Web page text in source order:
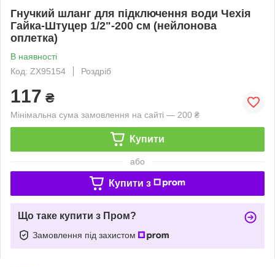
Гнучкий шланг для підключення води Чехія
Гайка-Штуцер 1/2"-200 см (нейлонова
оплетка)
В наявності
Код: ZX95154
Роздріб
117 ₴
Мінімальна сума замовлення на сайті — 200 ₴
Купити
або
Купити з
Що таке купити з Пром?
Замовлення під захистом